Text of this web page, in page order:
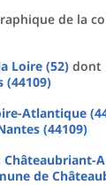
de la
Loire (52) dont
(44109)
Atlantique
(44109)
Châteaubriant-
de